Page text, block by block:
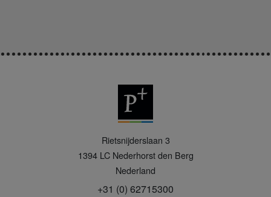
Rietsnijderslaan 3
1394 LC Nederhorst den Berg
Nederland
+31 (0) 62715300